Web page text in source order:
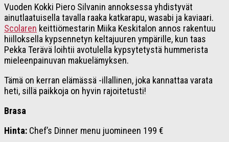
Vuoden Kokki Piero Silvanin annoksessa yhdistyvät
ainutlaatuisella tavalla raaka katkarapu, wasabi ja kaviaari.
Scolaren keittiömestarin Miika Keskitalon annos rakentuu
hiilloksella kypsennetyn keltajuuren ympärille, kun taas
Pekka Terävä loihtii avotulella kypsytetystä hummerista
mieleenpainuvan makuelämyksen.
Tämä on kerran elämässä -illallinen, joka kannattaa varata
heti, sillä paikkoja on hyvin rajoitetusti!
Brasa
Hinta: Chef’s Dinner menu juomineen 199 €